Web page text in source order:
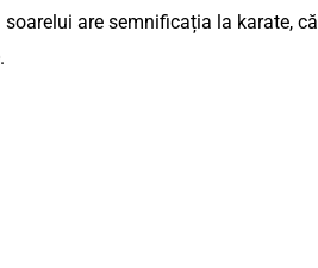
are semnificația la karate, că